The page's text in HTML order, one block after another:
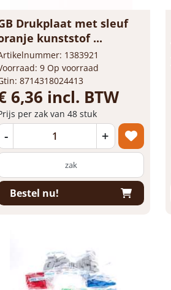
Drukplaat met sleuf
kunststof ...
1383921
9 Op voorraad
8714318024413
6,36 incl. BTW
per zak van 48 stuk
- +
zak
Bestel nu!